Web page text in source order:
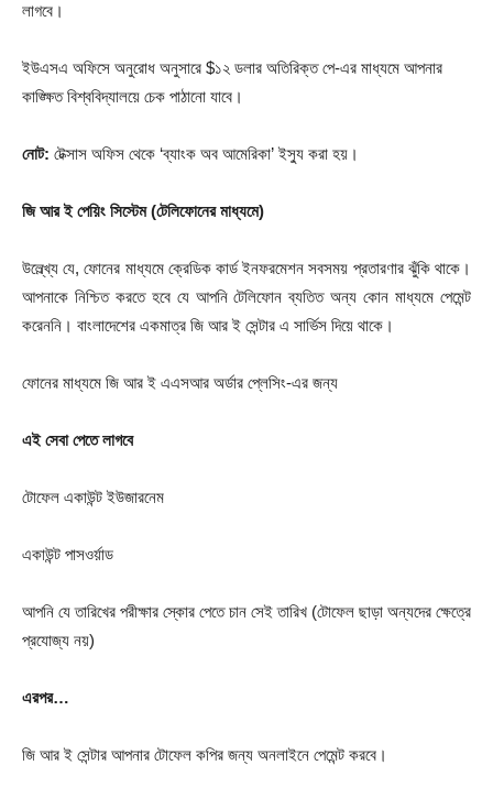
লাগবে।
ইউএসএ অফিসে অনুরোধ অনুসারে $১২ ডলার অতিরিক্ত পে-এর মাধ্যমে আপনার
কাঙ্ক্ষিত বিশ্ববিদ্যালয়ে চেক পাঠানো যাবে।
নোট: টেক্সাস অফিস থেকে ‘ব্যাংক অব আমেরিকা’ ইস্যু করা হয়।
জি আর ই পেয়িং সিস্টেম (টেলিফোনের মাধ্যমে)
উল্লে্খ্য যে, ফোনের মাধ্যমে ক্রেডিক কার্ড ইনফরমেশন সবসময় প্রতারণার ঝুঁকি থাকে।
আপনাকে নিশ্চিত করতে হবে যে আপনি টেলিফোন ব্যতিত অন্য কোন মাধ্যমে পেমেন্ট
করেননি। বাংলাদেশের একমাত্র জি আর ই সেন্টার এ সার্ভিস দিয়ে থাকে।
ফোনের মাধ্যমে জি আর ই এএসআর অর্ডার প্লেসিং-এর জন্য
এই সেবা পেতে লাগবে
টোফেল একাউন্ট ইউজারনেম
একাউন্ট পাসওর্য়াড
আপনি যে তারিখের পরীক্ষার স্কোর পেতে চান সেই তারিখ (টোফেল ছাড়া অন্যদের ক্ষেত্রে
প্রযোজ্য নয়)
এরপর…
জি আর ই সেন্টার আপনার টোফেল কপির জন্য অনলাইনে পেমেন্ট করবে।